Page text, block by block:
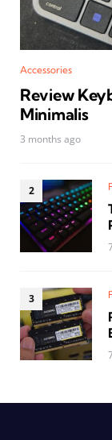
Accessories
Review
Minimalis
3 months ago